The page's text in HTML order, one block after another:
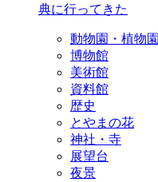
典に行ってきた
動物園・植物園
博物館
美術館
資料館
歴史
とやまの花
神社・寺
展望台
夜景